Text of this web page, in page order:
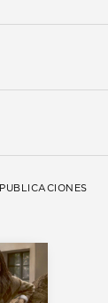
PUBLICACIONES